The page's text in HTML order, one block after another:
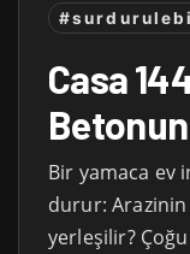
Casa
Bir yamaca ev
durur: Arazinin
yerleşilir?